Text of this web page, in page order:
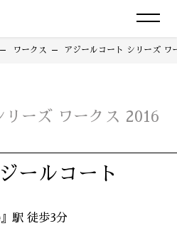
ワークス アジールコート シリーズ ワ
リーズ ワークス 2016
ールコート
駅 徒歩3分